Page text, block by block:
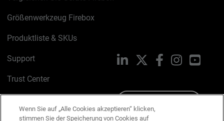
Größenwerkzeug Firebox
Produktliste & SKUs
Support
Trust Center
LinkedIn FacebookInstagram
Wenn Sie auf „Alle Cookies akzeptieren“ klicken,
stimmen Sie der Speicherung von Cookies auf